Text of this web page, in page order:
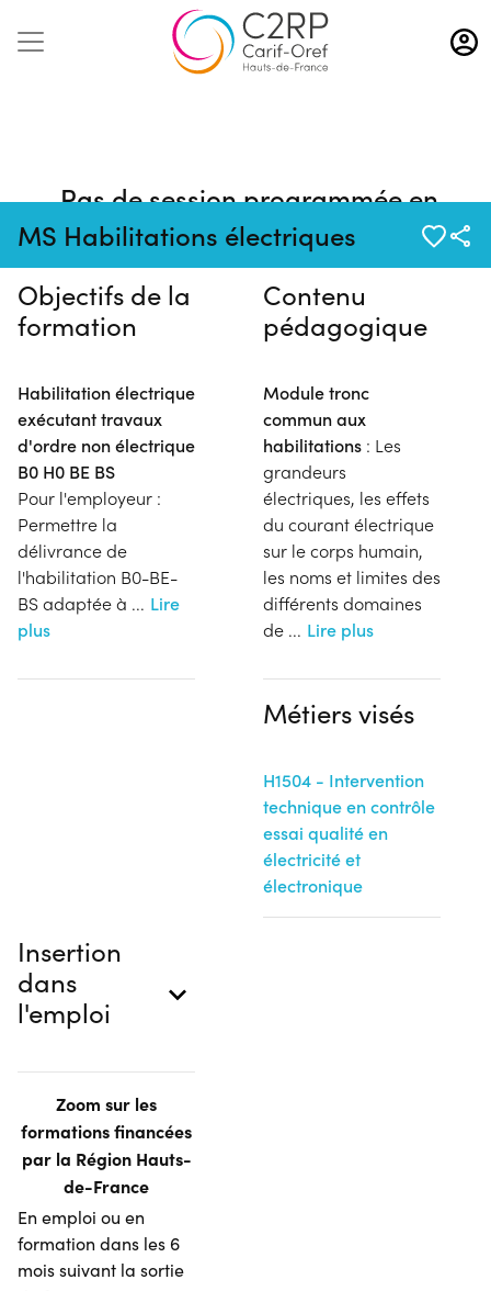
Aller
au
contenu
MS Habilitations électriques
Pas de session programmée en
ce moment
Objectifs de la
formation
Habilitation électrique
exécutant travaux
d'ordre non électrique
B0 H0 BE BS
Pour l'employeur :
Permettre la
délivrance de
l'habilitation B0-BE-
BS adaptée à ... Lire
plus
Contenu
pédagogique
Module tronc
commun aux
habilitations : Les
grandeurs
électriques, les effets
du courant électrique
sur le corps humain,
les noms et limites des
différents domaines
de ... Lire plus
Métiers visés
H1504 - Intervention
technique en contrôle
essai qualité en
électricité et
électronique
Insertion
dans
l'emploi
Zoom sur les
formations financées
par la Région Hauts-
de-France
En emploi ou en
formation dans les 6
mois suivant la sortie